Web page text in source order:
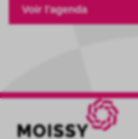
Voir l'agenda